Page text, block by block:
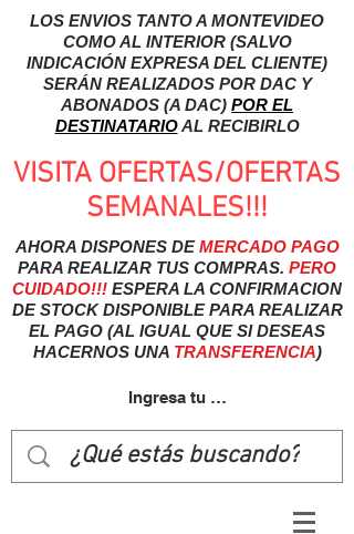
LOS ENVIOS TANTO A MONTEVIDEO
COMO AL INTERIOR (SALVO
INDICACIÓN EXPRESA DEL CLIENTE)
SERÁN REALIZADOS POR DAC Y
ABONADOS (A DAC) POR EL
DESTINATARIOAL RECIBIRLO
VISITA OFERTAS/OFERTAS
SEMANALES!!!
AHORA DISPONES DEMERCADO PAGO
PARA REALIZAR TUS COMPRAS. PERO
CUIDADO!!! ESPERA LA CONFIRMACION
DE STOCK DISPONIBLE PARA REALIZAR
EL PAGO (AL IGUAL QUE SI DESEAS
HACERNOS UNA TRANSFERENCIA)
Ingresa tu usuairo